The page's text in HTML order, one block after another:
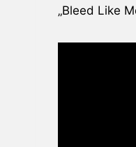
„Bleed Like